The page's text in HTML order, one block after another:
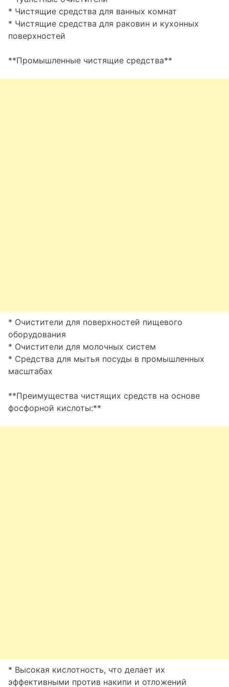
* Чистящие средства для ванных комнат
* Чистящие средства для раковин и кухонных
поверхностей
**Промышленные чистящие средства**
* Очистители для поверхностей пищевого
оборудования
* Очистители для молочных систем
* Средства для мытья посуды в промышленных
масштабах
**Преимущества чистящих средств на основе
фосфорной кислоты:**
* Высокая кислотность, что делает их
эффективными против накипи и отложений